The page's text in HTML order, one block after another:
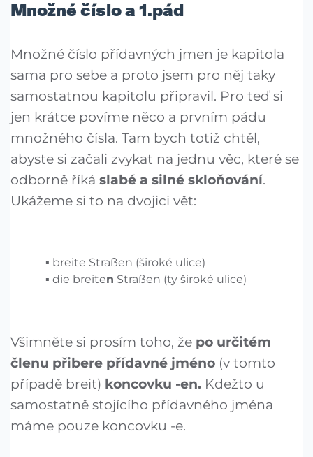
Množné číslo a 1.pád
Množné číslo přídavných jmen je kapitola
sama pro sebe a proto jsem pro něj taky
samostatnou kapitolu připravil. Pro teď si
jen krátce povíme něco a prvním pádu
množného čísla. Tam bych totiž chtěl,
abyste si začali zvykat na jednu věc, které se
odborně říká slabé a silné skloňování.
Ukážeme si to na dvojici vět:
breite Straßen (široké ulice)
die breiten Straßen (ty široké ulice)
Všimněte si prosím toho, že po určitém
členu přibere přídavné jméno (v tomto
případě breit) koncovku -en. Kdežto u
samostatně stojícího přídavného jména
máme pouze koncovku -e.